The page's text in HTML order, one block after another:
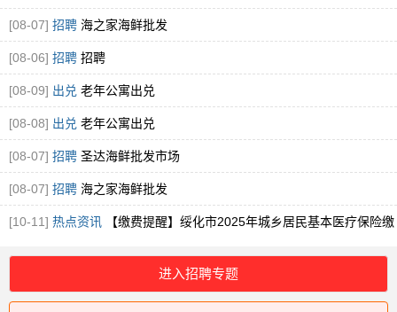
[08-07] 招聘 海之家海鲜批发
[08-06] 招聘 招聘
[08-09] 出兑 老年公寓出兑
[08-08] 出兑 老年公寓出兑
[08-07] 招聘 圣达海鲜批发市场
[08-07] 招聘 海之家海鲜批发
[10-11] 热点资讯 【缴费提醒】绥化市2025年城乡居民基本医疗保险缴
费提醒！
进入招聘专题